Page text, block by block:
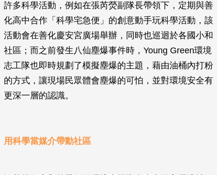
許多科學活動，例如在張芮熒副隊長帶領下，定期與善
化高中合作「科學宅急便」的創意動手玩科學活動，該
活動會在善化慶安宮廣場舉辦，同時也巡迴於各國小和
社區；而之前發生八仙塵爆事件時，Young Green環境
志工隊也即時規劃了模擬塵爆的主題，藉由油桶內打粉
的方式，讓現場民眾體會塵爆的可怕，並對環境安全有
更深一層的認識。
用科學當媒介帶動社區